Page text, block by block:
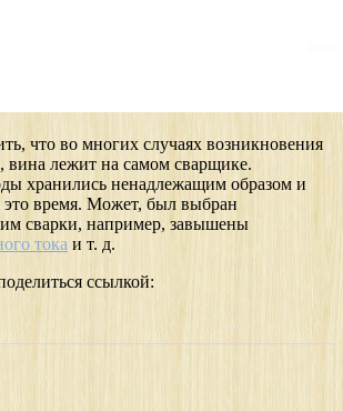
что во многих случаях возникновения
вина лежит на самом сварщике.
хранились ненадлежащим образом и
это время. Может, был выбран
сварки, например, завышены
тока и т. д.
ссылкой: